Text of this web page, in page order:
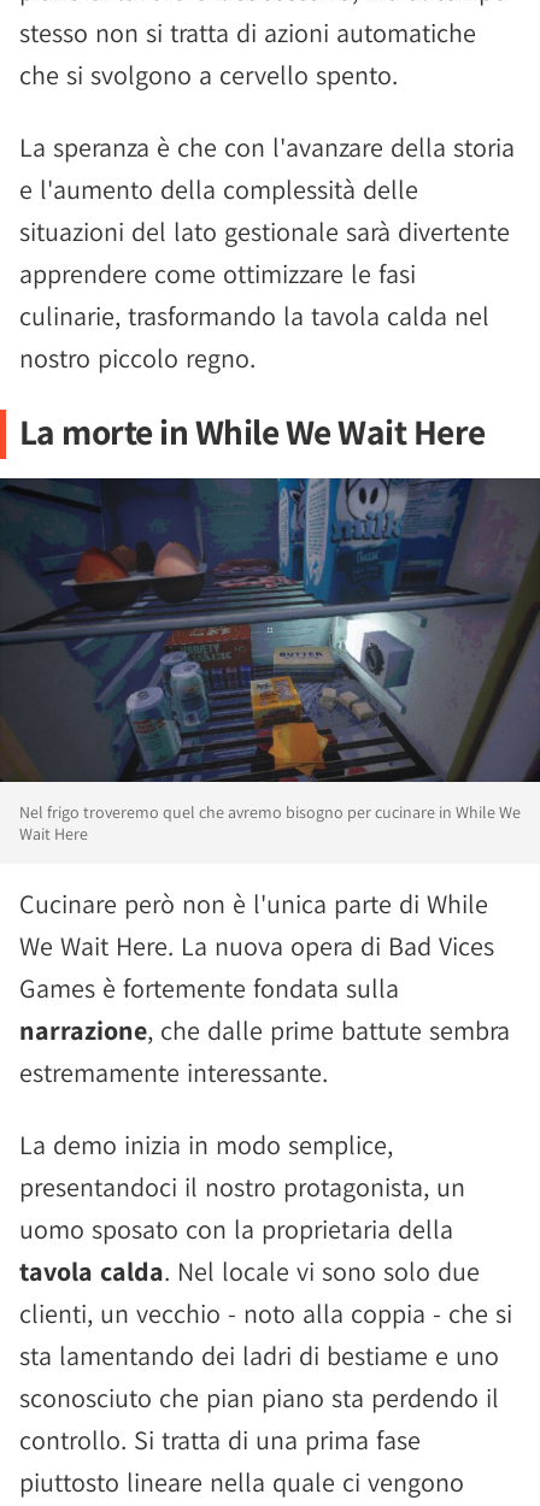
stesso non si tratta di azioni automatiche
che si svolgono a cervello spento.
La speranza è che con l'avanzare della storia
e l'aumento della complessità delle
situazioni del lato gestionale sarà divertente
apprendere come ottimizzare le fasi
culinarie, trasformando la tavola calda nel
nostro piccolo regno.
La morte in While We Wait Here
Nel frigo troveremo quel che avremo bisogno per cucinare in While We
Wait Here
Cucinare però non è l'unica parte di While
We Wait Here. La nuova opera di Bad Vices
Games è fortemente fondata sulla
narrazione, che dalle prime battute sembra
estremamente interessante.
La demo inizia in modo semplice,
presentandoci il nostro protagonista, un
uomo sposato con la proprietaria della
tavola calda. Nel locale vi sono solo due
clienti, un vecchio - noto alla coppia - che si
sta lamentando dei ladri di bestiame e uno
sconosciuto che pian piano sta perdendo il
controllo. Si tratta di una prima fase
piuttosto lineare nella quale ci vengono